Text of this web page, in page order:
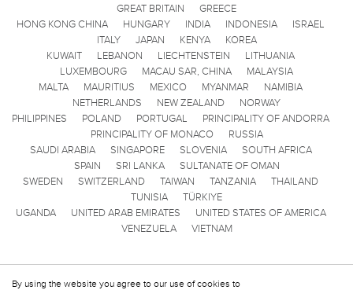
By using the website you agree to our use of cookies to
GREAT BRITAIN
GREECE
HONG KONG CHINA
HUNGARY INDIA INDONESIA
ISRAEL
ITALY
JAPAN KENYA
KOREA
KUWAIT
LEBANON LIECHTENSTEIN
LITHUANIA
LUXEMBOURG
MACAU SAR, CHINA
MALAYSIA
MALTA
MAURITIUS MEXICO MYANMAR
NAMIBIA
NETHERLANDS
NEW ZEALAND
NORWAY
PHILIPPINES
POLAND PORTUGAL
PRINCIPALITY OF ANDORRA
PRINCIPALITY OF MONACO
RUSSIA
SAUDI ARABIA
SINGAPORE SLOVENIA
SOUTH AFRICA
SPAIN
SRI LANKA
SULTANATE OF OMAN
SWEDEN
SWITZERLAND TAIWAN TANZANIA
THAILAND
TUNISIA
TÜRKIYE
UGANDA
UNITED ARAB EMIRATES
UNITED STATES OF AMERICA
VENEZUELA
VIETNAM